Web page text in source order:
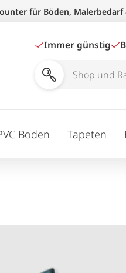
für Böden, Malerbedarf
Immer günstig
Shop
durchsuchen
Boden Tapeten